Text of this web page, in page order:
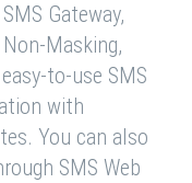
Gateway,
Masking,
to-use SMS
with
You can also
SMS Web